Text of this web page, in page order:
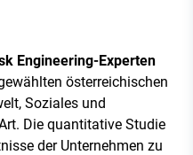
Engineering-Experten
österreichischen
Soziales und
Die quantitative Studie
der Unternehmen zu